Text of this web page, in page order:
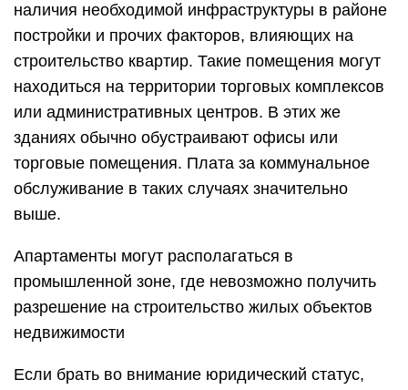
наличия необходимой инфраструктуры в районе
постройки и прочих факторов, влияющих на
строительство квартир. Такие помещения могут
находиться на территории торговых комплексов
или административных центров. В этих же
зданиях обычно обустраивают офисы или
торговые помещения. Плата за коммунальное
обслуживание в таких случаях значительно
выше.
Апартаменты могут располагаться в
промышленной зоне, где невозможно получить
разрешение на строительство жилых объектов
недвижимости
Если брать во внимание юридический статус,